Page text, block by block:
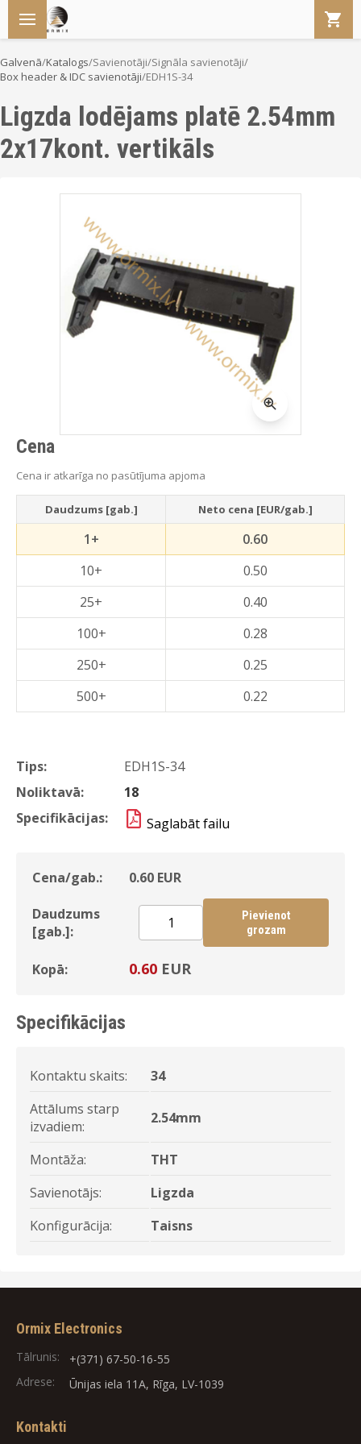
Galvenā/Katalogs/Savienotāji/Signāla savienotāji/
Box header & IDC savienotāji/EDH1S-34
Ligzda lodējams platē 2.54mm
2x17kont. vertikāls
Tips:
EDH1S-34
Noliktavā:
18
Specifikācijas:
Saglabāt failu
Cena/gab.: 0.60 EUR
Daudzums
[gab.]:
Pievienot
grozam
Kopā: 0.60 EUR
Cena
Cena ir atkarīga no pasūtījuma apjoma
Daudzums [gab.] Neto cena [EUR/gab.]
1+
0.60
10+
0.50
25+
0.40
100+
0.28
250+
0.25
500+
0.22
Specifikācijas
Kontaktu skaits:
34
Attālums starp
izvadiem:
2.54mm
Montāža:
THT
Savienotājs:
Ligzda
Konfigurācija:
Taisns
Ormix Electronics
Tālrunis:
+(371) 67-50-16-55
Adrese:
Ūnijas iela 11A, Rīga, LV-1039
Kontakti